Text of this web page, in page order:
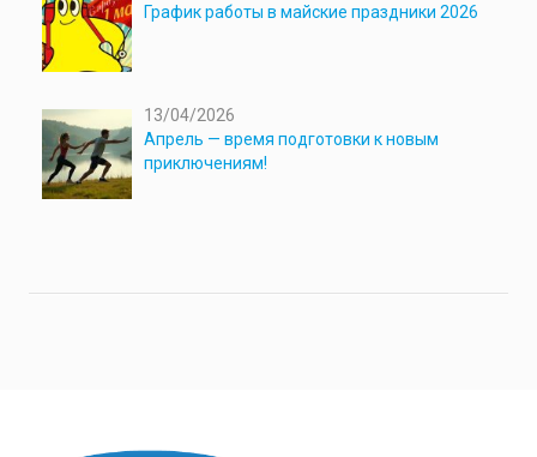
График работы в майские праздники 2026
13/04/2026
Апрель — время подготовки к новым
приключениям!